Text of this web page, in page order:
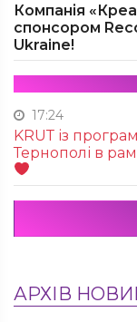
Компанія
спонсором
Ukraine!
17:24
KRUТ із
Тернополі в
АРХІВ